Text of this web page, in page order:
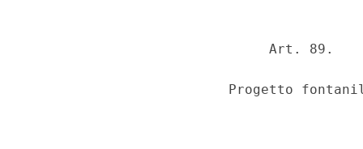
                              Art. 89.
Progetto